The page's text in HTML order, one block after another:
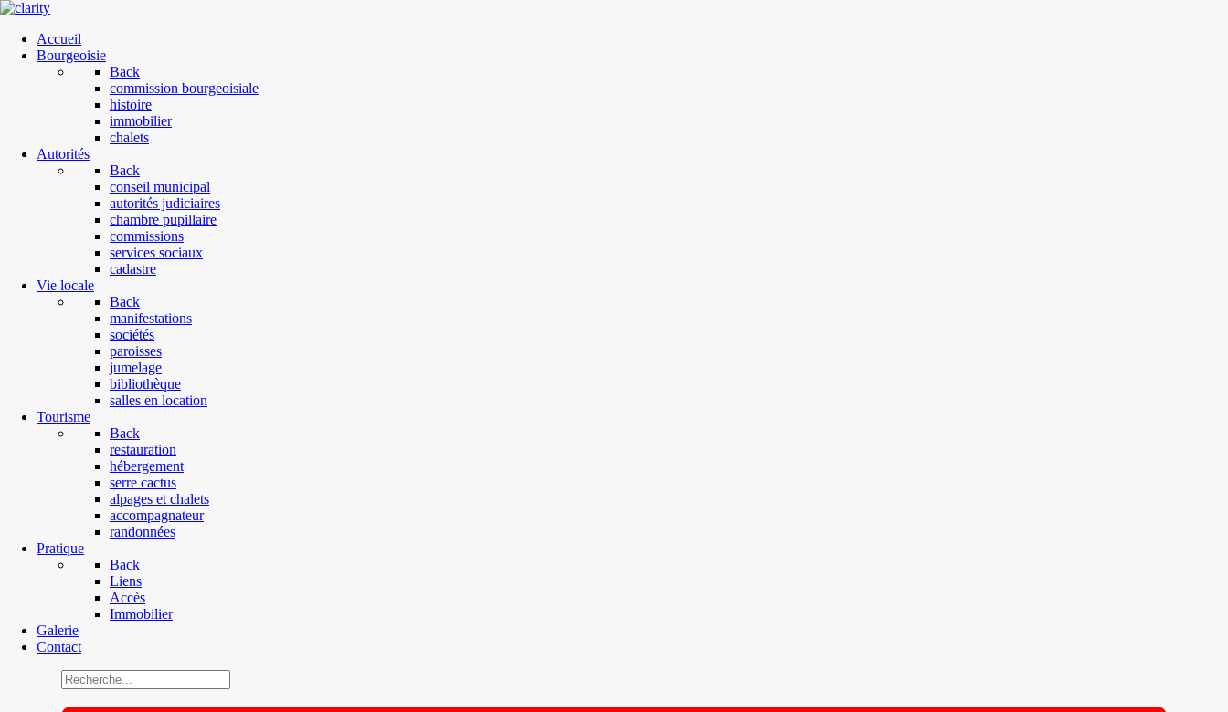
Accueil
Bourgeoisie
Back
commission bourgeoisiale
histoire
immobilier
chalets
Autorités
Back
conseil municipal
autorités judiciaires
chambre pupillaire
commissions
services sociaux
cadastre
Vie locale
Back
manifestations
sociétés
paroisses
jumelage
bibliothèque
salles en location
Tourisme
Back
restauration
hébergement
serre cactus
alpages et chalets
accompagnateur
randonnées
Pratique
Back
Liens
Accès
Immobilier
Galerie
Contact